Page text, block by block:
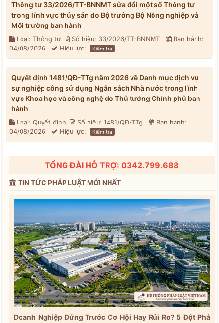
Thông tư 33/2026/TT-BNNMT sửa đổi một số Thông tư
trong lĩnh vực thủy sản do Bộ trưởng Bộ Nông nghiệp và
Môi trường ban hành
Loại: Thông tư Số hiệu: 33/2026/TT-BNNMT
Ban hành:
04/08/2026
Hiệu lực: Kiểm tra
Quyết định 1481/QĐ-TTg năm 2026 về Danh mục dịch vụ
sự nghiệp công sử dụng Ngân sách Nhà nước trong lĩnh
vực Khoa học và công nghệ do Thủ tướng Chính phủ ban
hành
Loại: Quyết định Số hiệu: 1481/QĐ-TTg
Ban hành:
04/08/2026
Hiệu lực: Kiểm tra
TỔNG ĐÀI HỖ TRỢ: 0342.799.688
TIN TỨC PHÁP LUẬT MỚI NHẤT
Doanh Nghiệp Đứng Trước Cơ Hội Hay Rủi Ro? 5 Đột Phá